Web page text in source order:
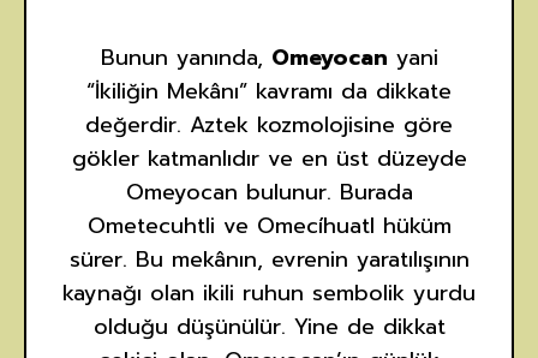
Bunun yanında, Omeyocan yani
“İkiliğin Mekânı” kavramı da dikkate
değerdir. Aztek kozmolojisine göre
gökler katmanlıdır ve en üst düzeyde
Omeyocan bulunur. Burada
Ometecuhtli ve Omecíhuatl hüküm
sürer. Bu mekânın, evrenin yaratılışının
kaynağı olan ikili ruhun sembolik yurdu
olduğu düşünülür. Yine de dikkat